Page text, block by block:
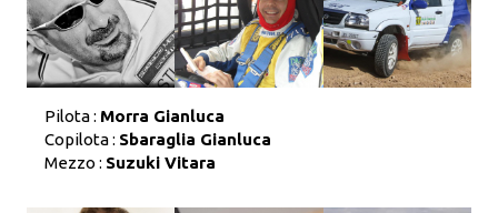
Pilota : Morra Gianluca
Copilota : Sbaraglia Gianluca
Mezzo : Suzuki Vitara